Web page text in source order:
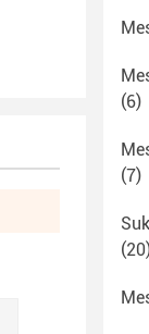
(6)
(7)